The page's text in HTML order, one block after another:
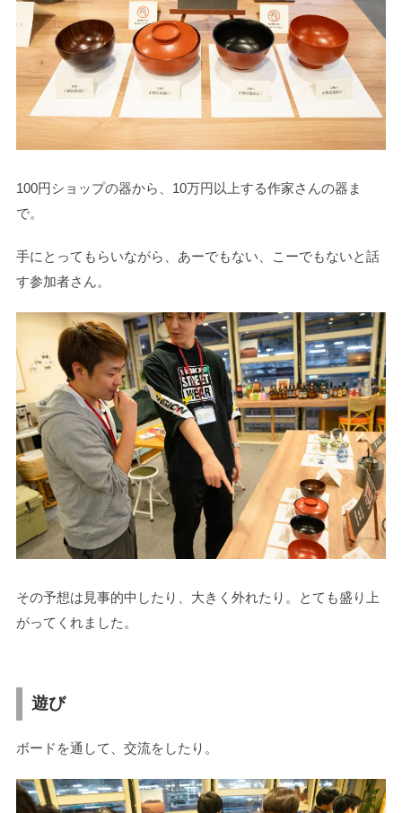
100円ショップの器から、10万円以上する作家さんの器ま
で。
手にとってもらいながら、あーでもない、こーでもないと話
す参加者さん。
その予想は見事的中したり、大きく外れたり。とても盛り上
がってくれました。
遊び
ボードを通して、交流をしたり。